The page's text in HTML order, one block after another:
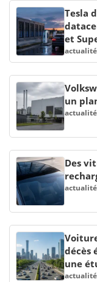
Tesla
et
un
Des
décès
une